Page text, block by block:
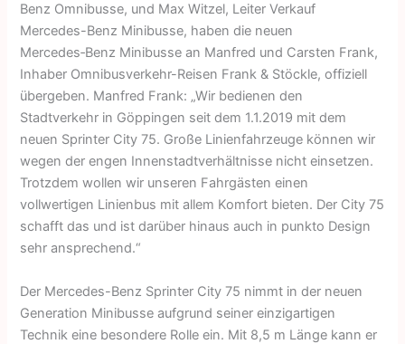
Benz Omnibusse, und Max Witzel, Leiter Verkauf
Mercedes-Benz Minibusse, haben die neuen
Mercedes‑Benz Minibusse an Manfred und Carsten Frank,
Inhaber Omnibusverkehr-Reisen Frank & Stöckle, offiziell
übergeben. Manfred Frank: „Wir bedienen den
Stadtverkehr in Göppingen seit dem 1.1.2019 mit dem
neuen Sprinter City 75. Große Linienfahrzeuge können wir
wegen der engen Innenstadtverhältnisse nicht einsetzen.
Trotzdem wollen wir unseren Fahrgästen einen
vollwertigen Linienbus mit allem Komfort bieten. Der City 75
schafft das und ist darüber hinaus auch in punkto Design
sehr ansprechend.“
Der Mercedes-Benz Sprinter City 75 nimmt in der neuen
Generation Minibusse aufgrund seiner einzigartigen
Technik eine besondere Rolle ein. Mit 8,5 m Länge kann er